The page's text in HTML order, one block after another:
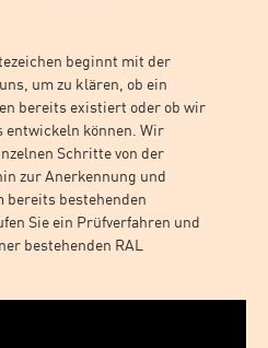
beginnt mit der
um zu klären, ob ein
bereits existiert oder ob wir
entwickeln können. Wir
Schritte von der
zur Anerkennung und
bereits bestehenden
Sie ein Prüfverfahren und
bestehenden RAL